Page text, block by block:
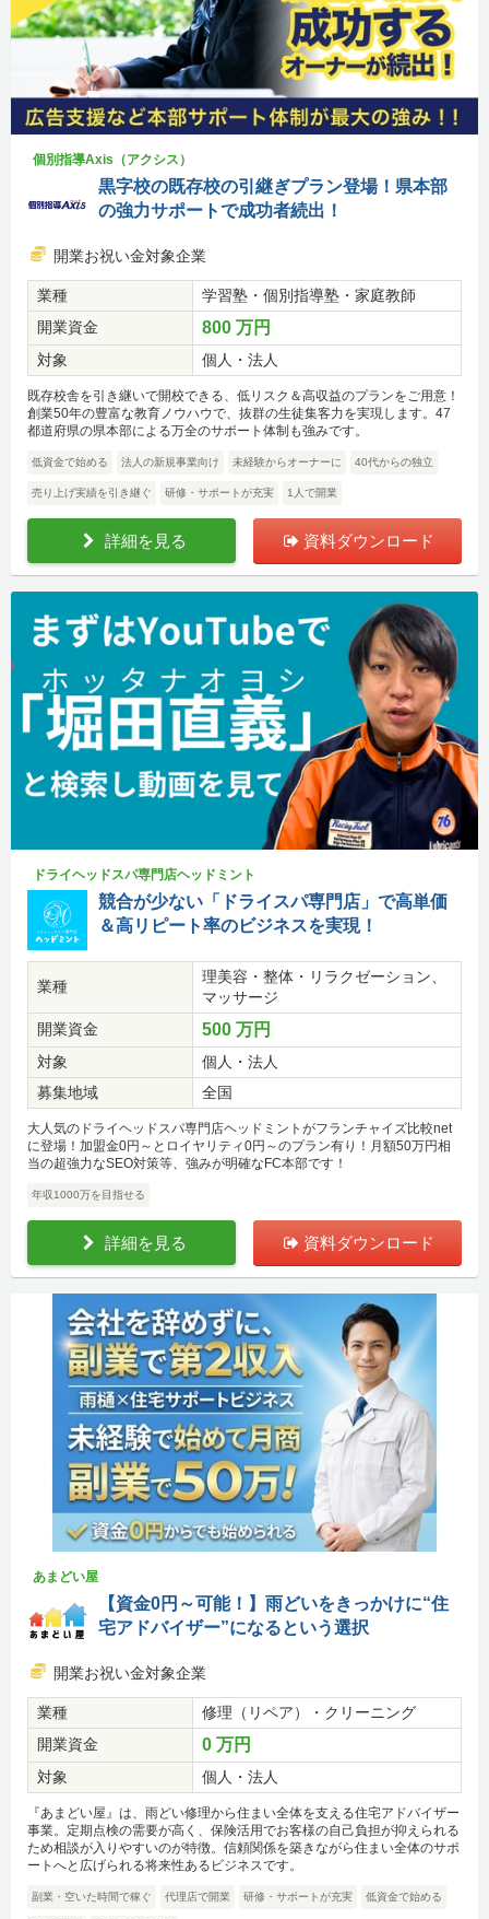
個別指導Axis（アクシス）
黒字校の既存校の引継ぎプラン登場！県本部
の強力サポートで成功者続出！
開業お祝い金対象企業
業種
学習塾・個別指導塾・家庭教師
開業資金
800 万円
対象 個人・法人
既存校舎を引き継いで開校できる、低リスク＆高収益のプランをご用意！
創業50年の豊富な教育ノウハウで、抜群の生徒集客力を実現します。47
都道府県の県本部による万全のサポート体制も強みです。
低資金で始める 法人の新規事業向け 未経験からオーナーに 40代からの独立
売り上げ実績を引き継ぐ 研修・サポートが充実 1人で開業
詳細を見る 資料ダウンロード
ドライヘッドスパ専門店ヘッドミント
競合が少ない「ドライスパ専門店」で高単価
＆高リピート率のビジネスを実現！
業種
理美容・整体・リラクゼーション、
マッサージ
開業資金
500 万円
対象
個人・法人
募集地域
全国
大人気のドライヘッドスパ専門店ヘッドミントがフランチャイズ比較net
に登場！加盟金0円～とロイヤリティ0円～のプラン有り！月額50万円相
当の超強力なSEO対策等、強みが明確なFC本部です！
年収1000万を目指せる
詳細を見る 資料ダウンロード
あまどい屋
【資金0円～可能！】雨どいをきっかけに“住
宅アドバイザー”になるという選択
開業お祝い金対象企業
業種
修理（リペア）・クリーニング
開業資金
0 万円
対象 個人・法人
『あまどい屋』は、雨どい修理から住まい全体を支える住宅アドバイザー
事業。定期点検の需要が高く、保険活用でお客様の自己負担が抑えられる
ため相談が入りやすいのが特徴。信頼関係を築きながら住まい全体のサポ
ートへと広げられる将来性あるビジネスです。
副業・空いた時間で稼ぐ 代理店で開業 研修・サポートが充実 低資金で始める